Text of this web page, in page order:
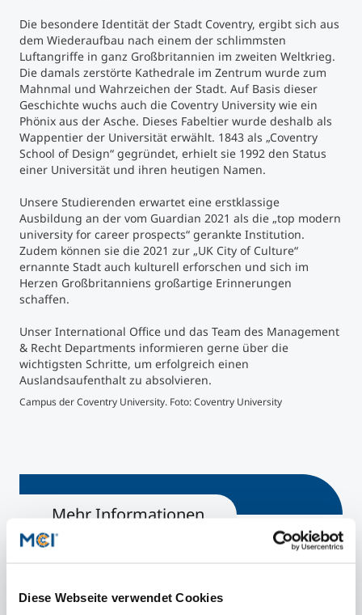
Diese Webseite verwendet Cookies
Die besondere Identität der Stadt Coventry, ergibt sich aus
dem Wiederaufbau nach einem der schlimmsten
Luftangriffe in ganz Großbritannien im zweiten Weltkrieg.
Die damals zerstörte Kathedrale im Zentrum wurde zum
Mahnmal und Wahrzeichen der Stadt. Auf Basis dieser
Geschichte wuchs auch die Coventry University wie ein
Phönix aus der Asche. Dieses Fabeltier wurde deshalb als
Wappentier der Universität erwählt. 1843 als „Coventry
School of Design“ gegründet, erhielt sie 1992 den Status
einer Universität und ihren heutigen Namen.
Unsere Studierenden erwartet eine erstklassige
Ausbildung an der vom Guardian 2021 als die „top modern
university for career prospects“ gerankte Institution.
Zudem können sie die 2021 zur „UK City of Culture“
ernannte Stadt auch kulturell erforschen und sich im
Herzen Großbritanniens großartige Erinnerungen
schaffen.
Unser International Office und das Team des Management
& Recht Departments informieren gerne über die
wichtigsten Schritte, um erfolgreich einen
Auslandsaufenthalt zu absolvieren.
Campus der Coventry University. Foto: Coventry University
Mehr Informationen
International Relations